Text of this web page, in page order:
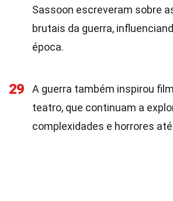
Sassoon escreveram sobre
brutais da guerra,
época.
29
A guerra também inspirou
teatro, que continuam a
complexidades e horrores